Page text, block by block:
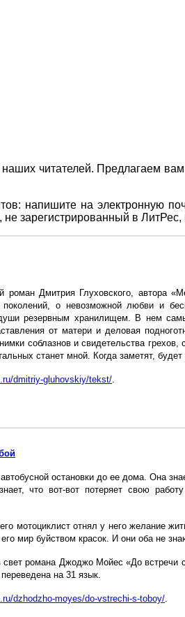
читателей. Предлагаем вам
напишите на электронную
зарегистрированный в
роман Дмитрия Глуховского, автора
о невозможной любви и
резервным хранилищем. В нем
от матери и деловая
соблазнов и свидетельства
станет мной. Когда заметят,
dmitriy-gluhovskiy/tekst/
остановки до ее дома. Она
что вот-вот потеряет свою
мотоциклист отнял у него желание
мир буйством красок. И они оба не
романа Джоджо Мойес «До встречи
на 31 язык.
dzhodzho-moyes/do-vstrechi-s-toboy/.